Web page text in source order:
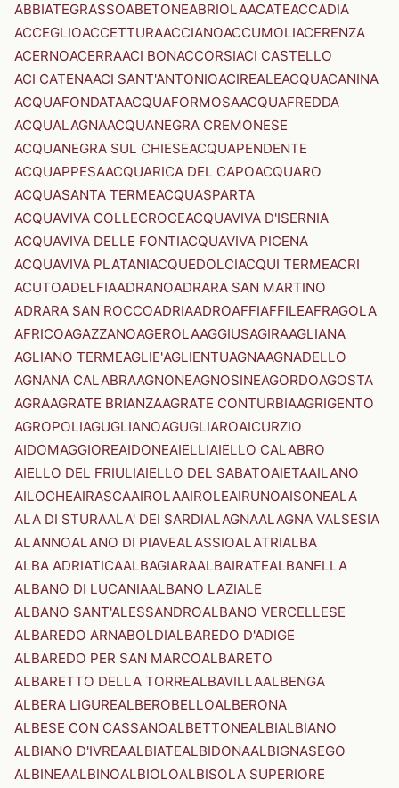
ABBIATEGRASSOABETONEABRIOLAACATEACCADIA
ACCEGLIOACCETTURAACCIANOACCUMOLIACERENZA
ACERNOACERRAACI BONACCORSIACI CASTELLO
ACI CATENAACI SANT'ANTONIOACIREALEACQUACANINA
ACQUAFONDATAACQUAFORMOSAACQUAFREDDA
ACQUALAGNAACQUANEGRA CREMONESE
ACQUANEGRA SUL CHIESEACQUAPENDENTE
ACQUAPPESAACQUARICA DEL CAPOACQUARO
ACQUASANTA TERMEACQUASPARTA
ACQUAVIVA COLLECROCEACQUAVIVA D'ISERNIA
ACQUAVIVA DELLE FONTIACQUAVIVA PICENA
ACQUAVIVA PLATANIACQUEDOLCIACQUI TERMEACRI
ACUTOADELFIAADRANOADRARA SAN MARTINO
ADRARA SAN ROCCOADRIAADROAFFIAFFILEAFRAGOLA
AFRICOAGAZZANOAGEROLAAGGIUSAGIRAAGLIANA
AGLIANO TERMEAGLIE'AGLIENTUAGNAAGNADELLO
AGNANA CALABRAAGNONEAGNOSINEAGORDOAGOSTA
AGRAAGRATE BRIANZAAGRATE CONTURBIAAGRIGENTO
AGROPOLIAGUGLIANOAGUGLIAROAICURZIO
AIDOMAGGIOREAIDONEAIELLIAIELLO CALABRO
AIELLO DEL FRIULIAIELLO DEL SABATOAIETAAILANO
AILOCHEAIRASCAAIROLAAIROLEAIRUNOAISONEALA
ALA DI STURAALA' DEI SARDIALAGNAALAGNA VALSESIA
ALANNOALANO DI PIAVEALASSIOALATRIALBA
ALBA ADRIATICAALBAGIARAALBAIRATEALBANELLA
ALBANO DI LUCANIAALBANO LAZIALE
ALBANO SANT'ALESSANDROALBANO VERCELLESE
ALBAREDO ARNABOLDIALBAREDO D'ADIGE
ALBAREDO PER SAN MARCOALBARETO
ALBARETTO DELLA TORREALBAVILLAALBENGA
ALBERA LIGUREALBEROBELLOALBERONA
ALBESE CON CASSANOALBETTONEALBIALBIANO
ALBIANO D'IVREAALBIATEALBIDONAALBIGNASEGO
ALBINEAALBINOALBIOLOALBISOLA SUPERIORE